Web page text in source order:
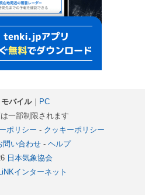
モバイル｜ PC
一部制限されます
ポリシー - クッキーポリシー
問い合わせ- ヘルプ
日本気象協会
インターネット